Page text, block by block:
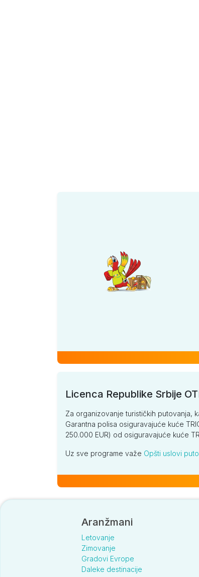
Licenca Republike Srbije
Za organizovanje turističkih putovanja,
Garantna polisa osiguravajuće kuće
250.000 EUR) od osiguravajuće kuće
Uz sve programe važe Opšti uslovi
Aranžmani
Letovanje
Zimovanje
Gradovi Evrope
Daleke destinacije